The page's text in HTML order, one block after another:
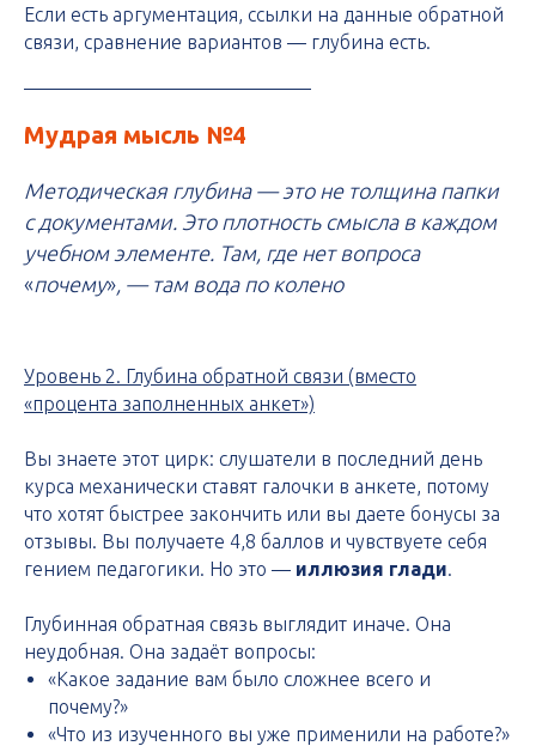
Если есть аргументация, ссылки на данные обратной
связи, сравнение вариантов — глубина есть.
Мудрая мысль №4
Методическая глубина — это не толщина папки
с документами. Это плотность смысла в каждом
учебном элементе. Там, где нет вопроса
«почему» , — там вода по колено
Уровень 2. Глубина обратной связи (вместо
«процента заполненных анкет»)
Вы знаете этот цирк: слушатели в последний день
курса механически ставят галочки в анкете, потому
что хотят быстрее закончить или вы даете бонусы за
отзывы. Вы получаете 4,8 баллов и чувствуете себя
гением педагогики. Но это — иллюзия глади.
Глубинная обратная связь выглядит иначе. Она
неудобная. Она задаёт вопросы:
«Какое задание вам было сложнее всего и
почему?»
«Что из изученного вы уже применили на работе?»